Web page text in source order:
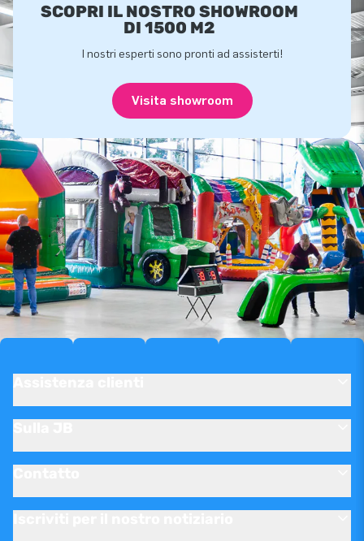
SCOPRI IL NOSTRO SHOWROOM
DI 1500 M2
I nostri esperti sono pronti ad assisterti!
Visita showroom